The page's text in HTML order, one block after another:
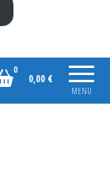
MENU
0
0,00 €